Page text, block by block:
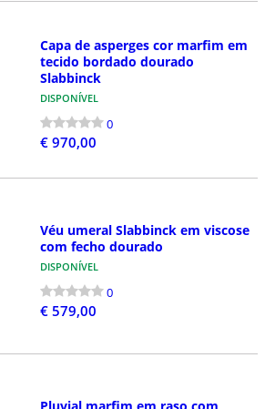
Capa de asperges cor marfim em
tecido bordado dourado
Slabbinck
DISPONÍVEL
0
€ 970,00
Véu umeral Slabbinck em viscose
com fecho dourado
DISPONÍVEL
0
€ 579,00